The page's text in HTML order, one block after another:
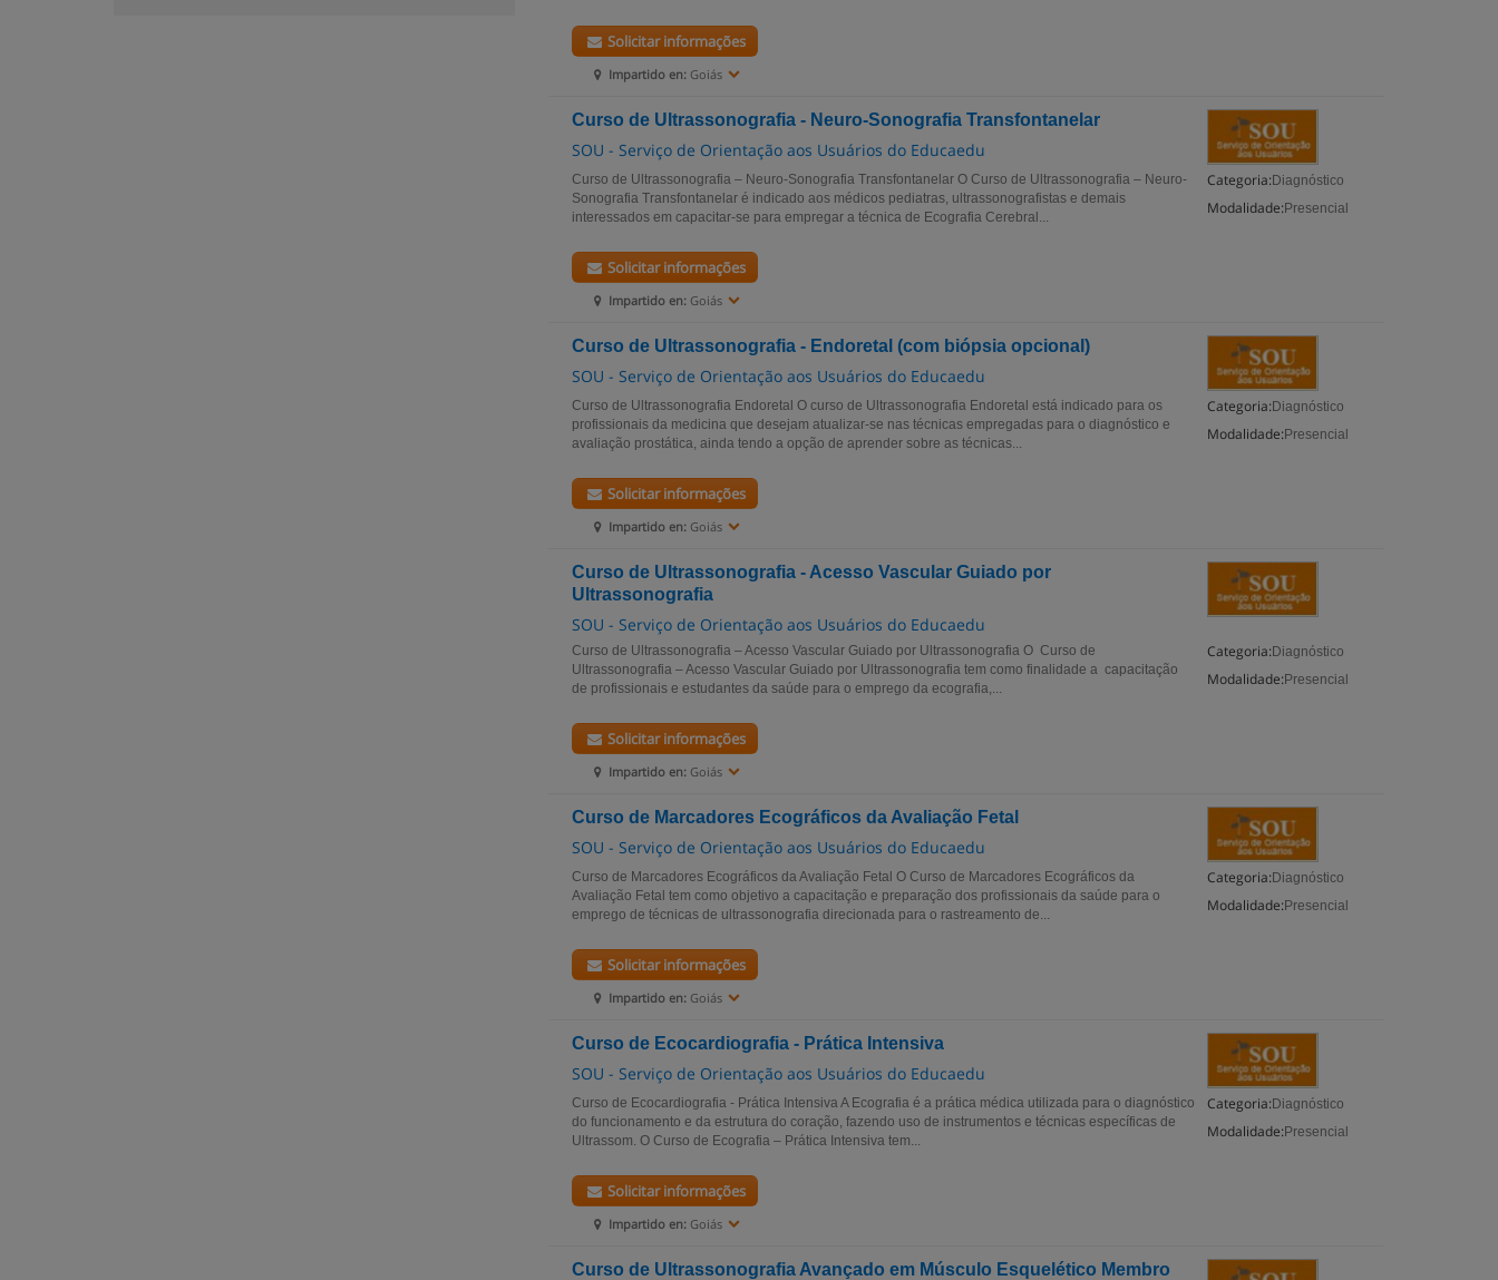
Impartido en: Goiás
Solicitar informações
Curso de Ultrassonografia - Neuro-Sonografia Transfontanelar
SOU - Serviço de Orientação aos Usuários do Educaedu
Categoria: Diagnóstico
Modalidade: Presencial
Curso de Ultrassonografia – Neuro-Sonografia Transfontanelar O Curso de Ultrassonografia – Neuro-
Sonografia Transfontanelar é indicado aos médicos pediatras, ultrassonografistas e demais
interessados em capacitar-se para empregar a técnica de Ecografia Cerebral...
Impartido en: Goiás
Solicitar informações
Curso de Ultrassonografia - Endoretal (com biópsia opcional)
SOU - Serviço de Orientação aos Usuários do Educaedu
Categoria: Diagnóstico
Modalidade: Presencial
Curso de Ultrassonografia Endoretal O curso de Ultrassonografia Endoretal está indicado para os
profissionais da medicina que desejam atualizar-se nas técnicas empregadas para o diagnóstico e
avaliação prostática, ainda tendo a opção de aprender sobre as técnicas...
Impartido en: Goiás
Solicitar informações
Curso de Ultrassonografia - Acesso Vascular Guiado por
Ultrassonografia
SOU - Serviço de Orientação aos Usuários do Educaedu
Categoria: Diagnóstico
Modalidade: Presencial
Curso de Ultrassonografia – Acesso Vascular Guiado por Ultrassonografia O Curso de
Ultrassonografia – Acesso Vascular Guiado por Ultrassonografia tem como finalidade a capacitação
de profissionais e estudantes da saúde para o emprego da ecografia,...
Impartido en: Goiás
Solicitar informações
Curso de Marcadores Ecográficos da Avaliação Fetal
SOU - Serviço de Orientação aos Usuários do Educaedu
Categoria: Diagnóstico
Modalidade: Presencial
Curso de Marcadores Ecográficos da Avaliação Fetal O Curso de Marcadores Ecográficos da
Avaliação Fetal tem como objetivo a capacitação e preparação dos profissionais da saúde para o
emprego de técnicas de ultrassonografia direcionada para o rastreamento de...
Impartido en: Goiás
Solicitar informações
Curso de Ecocardiografia - Prática Intensiva
SOU - Serviço de Orientação aos Usuários do Educaedu
Categoria: Diagnóstico
Modalidade: Presencial
Curso de Ecocardiografia - Prática Intensiva A Ecografia é a prática médica utilizada para o diagnóstico
do funcionamento e da estrutura do coração, fazendo uso de instrumentos e técnicas específicas de
Ultrassom. O Curso de Ecografia – Prática Intensiva tem...
Impartido en: Goiás
Solicitar informações
Curso de Ultrassonografia Avançado em Músculo Esquelético Membro